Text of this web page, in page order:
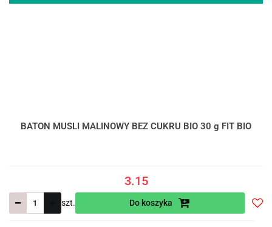
BATON MUSLI MALINOWY BEZ CUKRU BIO 30 g FIT BIO
3.15
szt. Do koszyka